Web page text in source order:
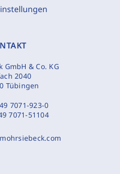
GmbH & Co. KG
2040
Tübingen
7071-923-0
7071-51104